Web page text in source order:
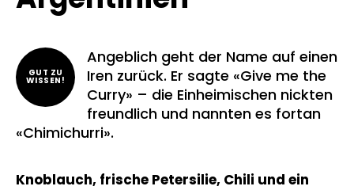
GUT ZU
WISSEN!
Angeblich geht der Name auf einen
Iren zurück. Er sagte «Give me the
Curry» – die Einheimischen nickten
freundlich und nannten es fortan
«Chimichurri».
Knoblauch, frische Petersilie, Chili und ein